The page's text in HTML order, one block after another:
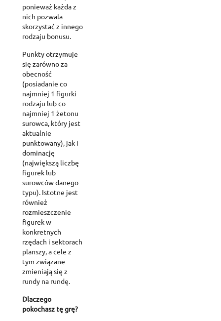
ponieważ każda z
nich pozwala
skorzystać z innego
rodzaju bonusu.
Punkty otrzymuje
się zarówno za
obecność
(posiadanie co
najmniej 1 figurki
rodzaju lub co
najmniej 1 żetonu
surowca, który jest
aktualnie
punktowany), jak i
dominację
(największą liczbę
figurek lub
surowców danego
typu). Istotne jest
również
rozmieszczenie
figurek w
konkretnych
rzędach i sektorach
planszy, a cele z
tym związane
zmieniają się z
rundy na rundę.
Dlaczego
pokochasz tę grę?